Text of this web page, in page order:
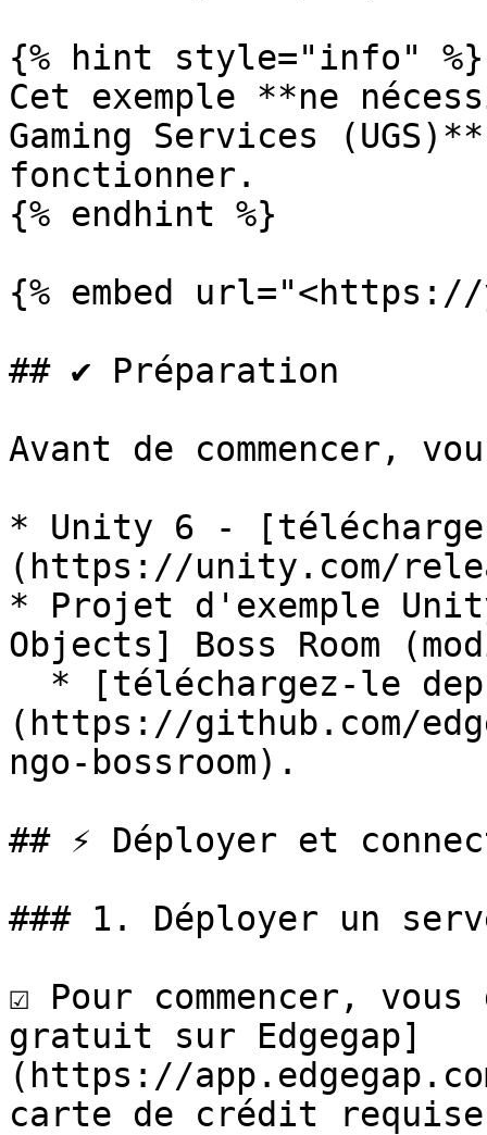
{% hint style="info" %}
Cet exemple **ne
Gaming Services
fonctionner.
{% endhint %}
{% embed url="<https://
## ✔️ Préparation
Avant de commencer,
* Unity 6 -
(https://unity.com/
* Projet d'exemple
Objects] Boss Room
(https://github.com/
ngo-bossroom).
## ⚡ Déployer et
### 1. Déployer un
☑️ Pour commencer,
gratuit sur Edgegap]
(https://
carte de crédit